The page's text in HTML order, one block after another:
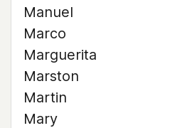
Manuel
Marco
Marguerita
Marston
Martin
Mary